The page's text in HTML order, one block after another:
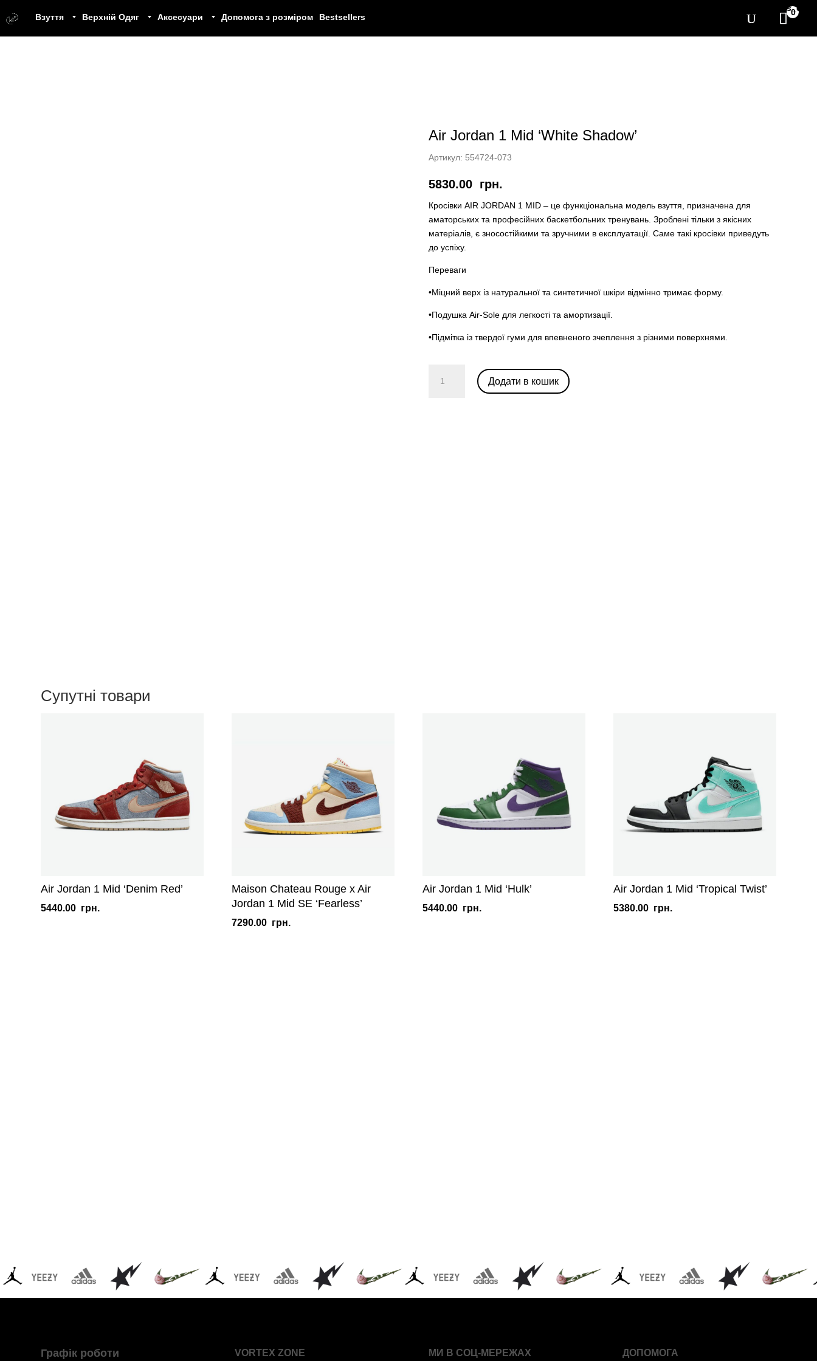
Взуття Верхній Одяг Аксесуари Допомога з розміром Bestsellers 0
Air Jordan 1 Mid ‘White Shadow’
Артикул: 554724-073
5830.00 грн.
Кросівки AIR JORDAN 1 MID – це функціональна модель взуття, призначена для
аматорських та професійних баскетбольних тренувань. Зроблені тільки з якісних
матеріалів, є зносостійкими та зручними в експлуатації. Саме такі кросівки приведуть
до успіху.
Переваги
•Міцний верх із натуральної та синтетичної шкіри відмінно тримає форму.
•Подушка Air-Sole для легкості та амортизації.
•Підмітка із твердої гуми для впевненого зчеплення з різними поверхнями.
Jordan
Додати в кошик
Супутні товари
Air Jordan 1 Mid ‘Denim Red’
5440.00 грн.
Maison Chateau Rouge x Air
Jordan 1 Mid SE ‘Fearless’
7290.00 грн.
Air Jordan 1 Mid ‘Hulk’
5440.00 грн.
Air Jordan 1 Mid ‘Tropical Twist’
5380.00 грн.
Графік роботи VORTEX ZONE МИ В СОЦ-МЕРЕЖАХ ДОПОМОГА